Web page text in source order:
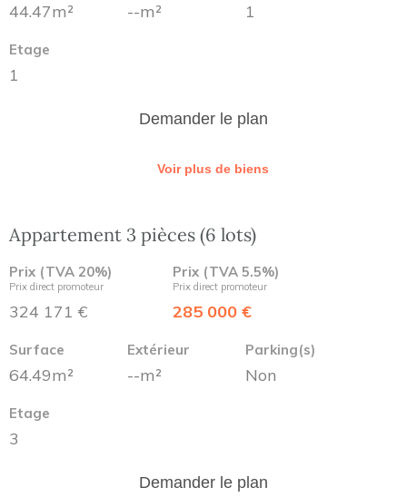
44.47m² --m² 1
Etage
1
Demander le plan
Voir plus de biens
Appartement 3 pièces (6 lots)
Prix (TVA 20%)
Prix direct promoteur
324 171 €
Prix (TVA 5.5%)
Prix direct promoteur
285 000 €
Surface
64.49m²
Extérieur
--m²
Parking(s)
Non
Etage
3
Demander le plan